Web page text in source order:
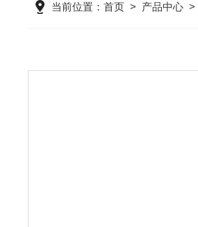
当前位置：首页 > 产品中心 >